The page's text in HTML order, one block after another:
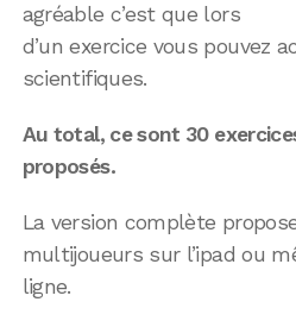
agréable c’est que lors
d’un exercice vous pouvez
scientifiques.
Au total, ce sont 30
proposés.
La version complète
multijoueurs sur l’ipad ou
ligne.